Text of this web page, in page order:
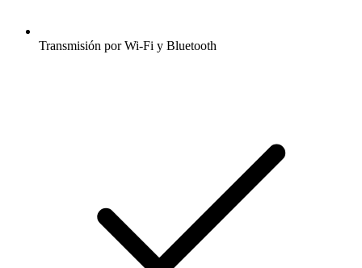
Transmisión por Wi-Fi y Bluetooth